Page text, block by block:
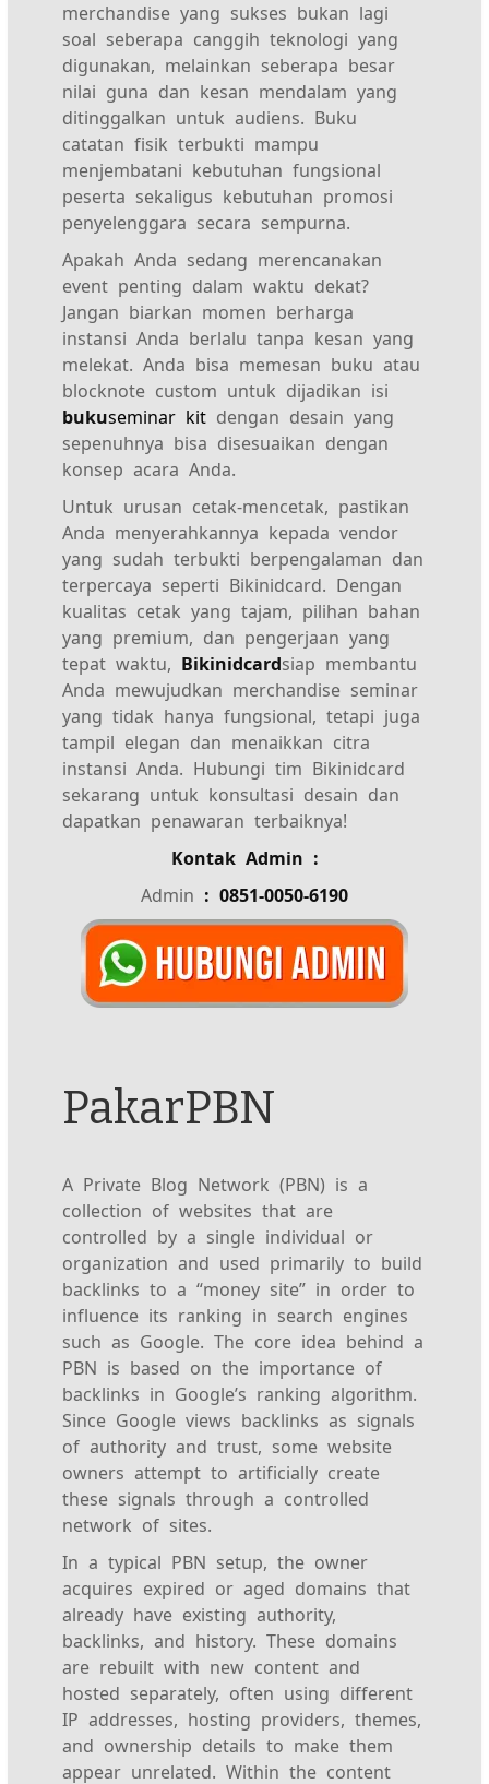
merchandise yang sukses bukan lagi
soal seberapa canggih teknologi yang
digunakan, melainkan seberapa besar
nilai guna dan kesan mendalam yang
ditinggalkan untuk audiens. Buku
catatan fisik terbukti mampu
menjembatani kebutuhan fungsional
peserta sekaligus kebutuhan promosi
penyelenggara secara sempurna.
Apakah Anda sedang merencanakan
event penting dalam waktu dekat?
Jangan biarkan momen berharga
instansi Anda berlalu tanpa kesan yang
melekat. Anda bisa memesan buku atau
blocknote custom untuk dijadikan isi
bukuseminar kit dengan desain yang
sepenuhnya bisa disesuaikan dengan
konsep acara Anda.
Untuk urusan cetak-mencetak, pastikan
Anda menyerahkannya kepada vendor
yang sudah terbukti berpengalaman dan
terpercaya seperti Bikinidcard. Dengan
kualitas cetak yang tajam, pilihan bahan
yang premium, dan pengerjaan yang
tepat waktu, Bikinidcardsiap membantu
Anda mewujudkan merchandise seminar
yang tidak hanya fungsional, tetapi juga
tampil elegan dan menaikkan citra
instansi Anda. Hubungi tim Bikinidcard
sekarang untuk konsultasi desain dan
dapatkan penawaran terbaiknya!
Kontak Admin :
Admin : 0851-0050-6190
PakarPBN
A Private Blog Network (PBN) is a
collection of websites that are
controlled by a single individual or
organization and used primarily to build
backlinks to a “money site” in order to
influence its ranking in search engines
such as Google. The core idea behind a
PBN is based on the importance of
backlinks in Google’s ranking algorithm.
Since Google views backlinks as signals
of authority and trust, some website
owners attempt to artificially create
these signals through a controlled
network of sites.
In a typical PBN setup, the owner
acquires expired or aged domains that
already have existing authority,
backlinks, and history. These domains
are rebuilt with new content and
hosted separately, often using different
IP addresses, hosting providers, themes,
and ownership details to make them
appear unrelated. Within the content